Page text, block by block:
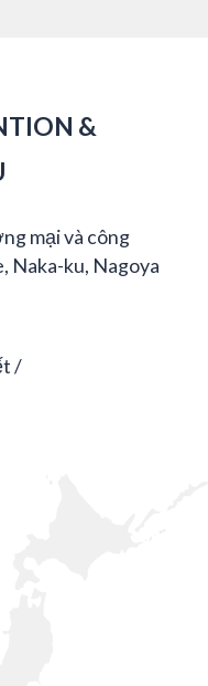
&
mại và công
Naka-ku, Nagoya